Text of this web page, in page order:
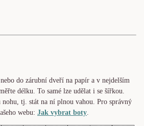
do zárubní dveří na papír a v nejdelším
délku. To samé lze udělat i se šířkou.
tj. stát na ní plnou vahou. Pro správný
webu: Jak vybrat boty.